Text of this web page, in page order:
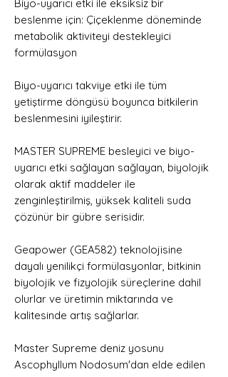
Biyo-uyarıcı etki ile eksiksiz bir
beslenme için: Çiçeklenme döneminde
metabolik aktiviteyi destekleyici
formülasyon
Biyo-uyarıcı takviye etki ile tüm
yetiştirme döngüsü boyunca bitkilerin
beslenmesini iyileştirir.
MASTER SUPREME besleyici ve biyo-
uyarıcı etki sağlayan sağlayan, biyolojik
olarak aktif maddeler ile
zenginleştirilmiş, yüksek kaliteli suda
çözünür bir gübre serisidir.
Geapower (GEA582) teknolojisine
dayalı yenilikçi formülasyonlar, bitkinin
biyolojik ve fizyolojik süreçlerine dahil
olurlar ve üretimin miktarında ve
kalitesinde artış sağlarlar.
Master Supreme deniz yosunu
Ascophyllum Nodosum'dan elde edilen